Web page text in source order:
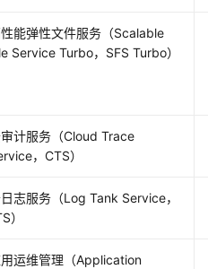
能弹性文件服务（Scalable
Service Turbo，SFS Turbo）
计服务（Cloud Trace
，CTS）
志服务（Log Tank Service，
）
运维管理（Application